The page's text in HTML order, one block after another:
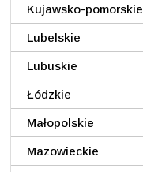
Kujawsko-pomorskie
Lubelskie
Lubuskie
Łódzkie
Małopolskie
Mazowieckie